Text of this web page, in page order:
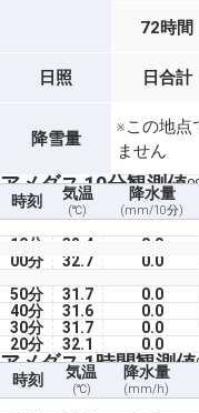
72時間
日照 日合計
降雪量
※この地点
ません
アメダス 10分観測値
時刻 気温
(℃)
降水量
(mm/10分)
10分 32.4 0.0
00分
32.7 0.0
50分
31.7 0.0
40分
31.6 0.0
30分
31.7 0.0
20分
32.1 0.0
アメダス 1時間観測値
時刻 気温
(℃)
降水量
(mm/h)